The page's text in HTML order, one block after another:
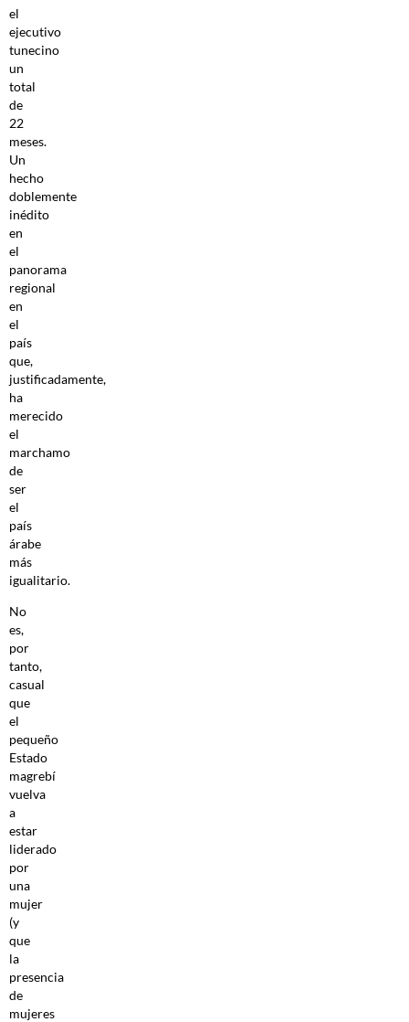
el
ejecutivo
tunecino
un
total
de
22
meses.
Un
hecho
doblemente
inédito
en
el
panorama
regional
en
el
país
que,
justificadamente,
ha
merecido
el
marchamo
de
ser
el
país
árabe
más
igualitario.
No
es,
por
tanto,
casual
que
el
pequeño
Estado
magrebí
vuelva
a
estar
liderado
por
una
mujer
(y
que
la
presencia
de
mujeres